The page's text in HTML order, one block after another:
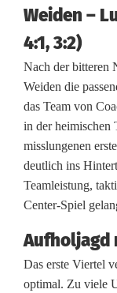
s
s
e
r
b
a
l
:
S
Weiden –
4:1, 3:2)
Nach der bitteren
Weiden die
das Team von
in der heimischen
misslungenen
deutlich ins
Teamleistung,
Center-Spiel
Aufholjagd
Das erste Viertel
optimal. Zu viele